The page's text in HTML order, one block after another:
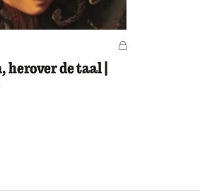
Voor leden
herover de taal |